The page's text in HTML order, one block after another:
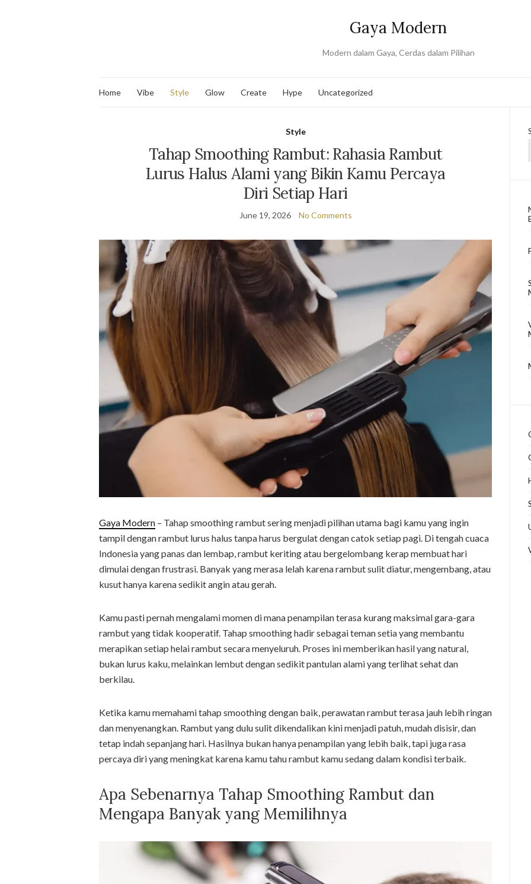
Gaya Modern
Modern dalam Gaya, Cerdas dalam Pilihan
Home Vibe Style Glow Create Hype Uncategorized
Style
Tahap Smoothing Rambut: Rahasia Rambut
Lurus Halus Alami yang Bikin Kamu Percaya
Diri Setiap Hari
June 19, 2026 No Comments
Gaya Modern – Tahap smoothing rambut sering menjadi pilihan utama bagi kamu yang ingin
tampil dengan rambut lurus halus tanpa harus bergulat dengan catok setiap pagi. Di tengah cuaca
Indonesia yang panas dan lembap, rambut keriting atau bergelombang kerap membuat hari
dimulai dengan frustrasi. Banyak yang merasa lelah karena rambut sulit diatur, mengembang, atau
kusut hanya karena sedikit angin atau gerah.
Kamu pasti pernah mengalami momen di mana penampilan terasa kurang maksimal gara-gara
rambut yang tidak kooperatif. Tahap smoothing hadir sebagai teman setia yang membantu
merapikan setiap helai rambut secara menyeluruh. Proses ini memberikan hasil yang natural,
bukan lurus kaku, melainkan lembut dengan sedikit pantulan alami yang terlihat sehat dan
berkilau.
Ketika kamu memahami tahap smoothing dengan baik, perawatan rambut terasa jauh lebih ringan
dan menyenangkan. Rambut yang dulu sulit dikendalikan kini menjadi patuh, mudah disisir, dan
tetap indah sepanjang hari. Hasilnya bukan hanya penampilan yang lebih baik, tapi juga rasa
percaya diri yang meningkat karena kamu tahu rambut kamu sedang dalam kondisi terbaik.
Apa Sebenarnya Tahap Smoothing Rambut dan
Mengapa Banyak yang Memilihnya